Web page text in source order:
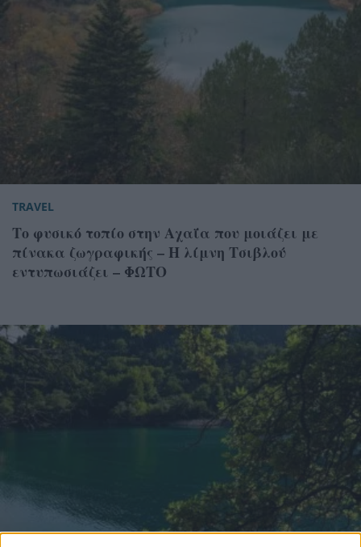
TRAVEL
Το φυσικό τοπίο στην Αχαΐα που μοιάζει με
πίνακα ζωγραφικής – Η λίμνη Τσιβλού
εντυπωσιάζει – ΦΩΤΟ